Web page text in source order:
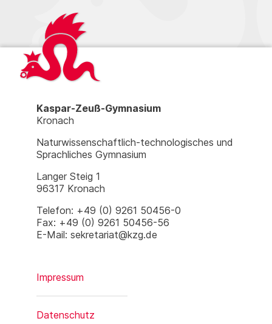
Kaspar-Zeuß-Gymnasium
Kronach
Naturwissenschaftlich-technologisches und
Sprachliches Gymnasium
Langer Steig 1
96317 Kronach
Telefon: +49 (0) 9261 50456-0
Fax: +49 (0) 9261 50456-56
E-Mail: sekretariat@kzg.de
Impressum
Datenschutz